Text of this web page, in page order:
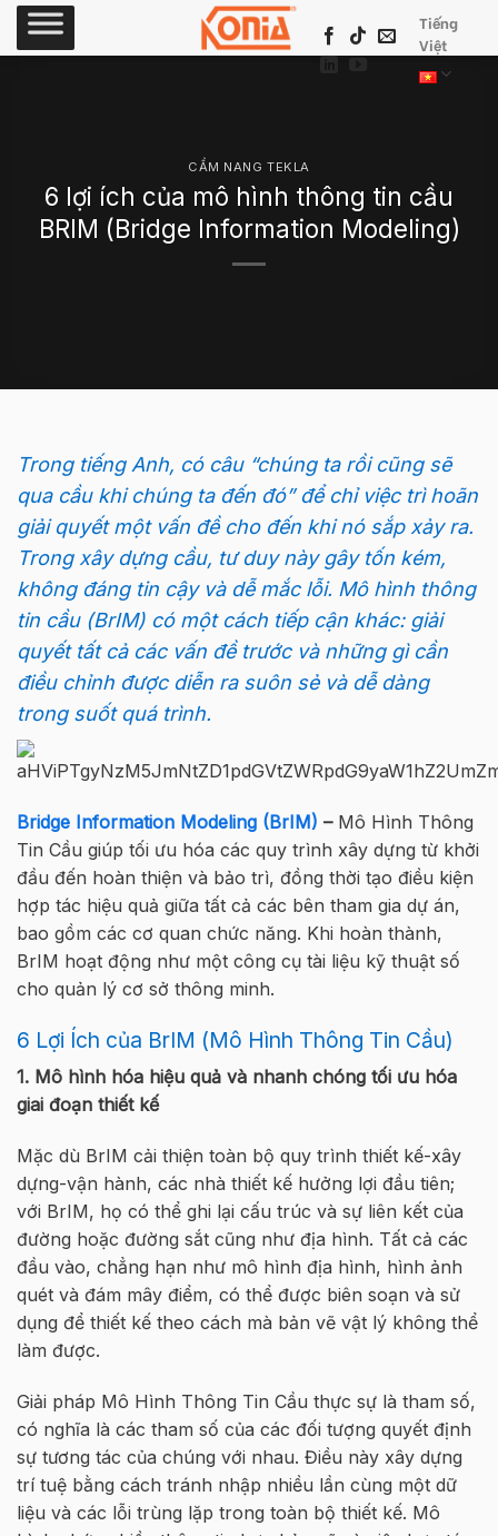
Skip
Tiếng
Việt
CẨM NANG TEKLA
6 lợi ích của mô hình thông tin cầu
BRIM (Bridge Information Modeling)
Trong tiếng Anh, có câu “chúng ta rồi cũng sẽ
qua cầu khi chúng ta đến đó” để chỉ việc trì hoãn
giải quyết một vấn đề cho đến khi nó sắp xảy ra.
Trong xây dựng cầu, tư duy này gây tốn kém,
không đáng tin cậy và dễ mắc lỗi. Mô hình thông
tin cầu (BrIM) có một cách tiếp cận khác: giải
quyết tất cả các vấn đề trước và những gì cần
điều chỉnh được diễn ra suôn sẻ và dễ dàng
trong suốt quá trình.
Bridge Information Modeling (BrIM) – Mô Hình Thông
Tin Cầu giúp tối ưu hóa các quy trình xây dựng từ khởi
đầu đến hoàn thiện và bảo trì, đồng thời tạo điều kiện
hợp tác hiệu quả giữa tất cả các bên tham gia dự án,
bao gồm các cơ quan chức năng. Khi hoàn thành,
BrIM hoạt động như một công cụ tài liệu kỹ thuật số
cho quản lý cơ sở thông minh.
6 Lợi Ích của BrIM (Mô Hình Thông Tin Cầu)
1. Mô hình hóa hiệu quả và nhanh chóng tối ưu hóa
giai đoạn thiết kế
Mặc dù BrIM cải thiện toàn bộ quy trình thiết kế-xây
dựng-vận hành, các nhà thiết kế hưởng lợi đầu tiên;
với BrIM, họ có thể ghi lại cấu trúc và sự liên kết của
đường hoặc đường sắt cũng như địa hình. Tất cả các
đầu vào, chẳng hạn như mô hình địa hình, hình ảnh
quét và đám mây điểm, có thể được biên soạn và sử
dụng để thiết kế theo cách mà bản vẽ vật lý không thể
làm được.
Giải pháp Mô Hình Thông Tin Cầu thực sự là tham số,
có nghĩa là các tham số của các đối tượng quyết định
sự tương tác của chúng với nhau. Điều này xây dựng
trí tuệ bằng cách tránh nhập nhiều lần cùng một dữ
liệu và các lỗi trùng lặp trong toàn bộ thiết kế. Mô